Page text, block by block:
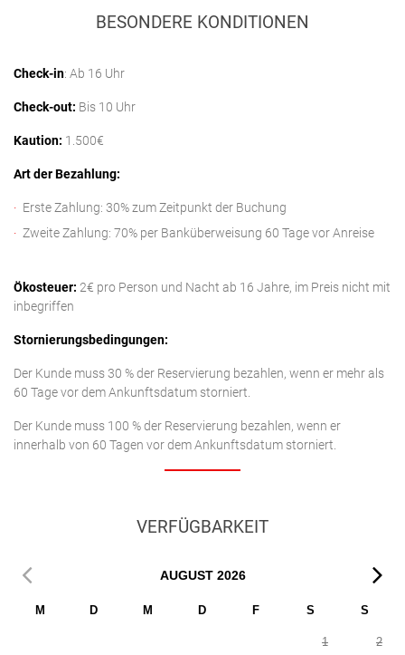
BESONDERE KONDITIONEN
Check-in: Ab 16 Uhr
Check-out: Bis 10 Uhr
Kaution: 1.500€
Art der Bezahlung:
Erste Zahlung: 30% zum Zeitpunkt der Buchung
Zweite Zahlung: 70% per Banküberweisung 60 Tage vor Anreise
Ökosteuer: 2€ pro Person und Nacht ab 16 Jahre, im Preis nicht mit
inbegriffen
Stornierungsbedingungen:
Der Kunde muss 30 % der Reservierung bezahlen, wenn er mehr als
60 Tage vor dem Ankunftsdatum storniert.
Der Kunde muss 100 % der Reservierung bezahlen, wenn er
innerhalb von 60 Tagen vor dem Ankunftsdatum storniert.
VERFÜGBARKEIT
AUGUST 2026
M D M D F S S
1 2